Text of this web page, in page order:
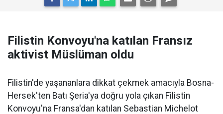
Filistin Konvoyu'na katılan Fransız
aktivist Müslüman oldu
Filistin'de yaşananlara dikkat çekmek amacıyla Bosna-
Hersek'ten Batı Şeria'ya doğru yola çıkan Filistin
Konvoyu'na Fransa'dan katılan Sebastian Michelot